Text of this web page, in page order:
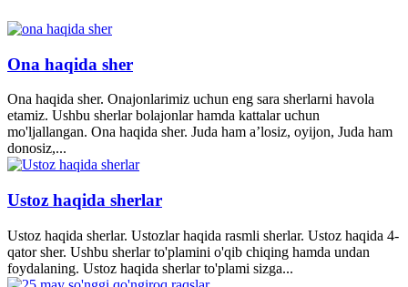
Ona haqida sher
Ona haqida sher. Onajonlarimiz uchun eng sara sherlarni havola
etamiz. Ushbu sherlar bolajonlar hamda kattalar uchun
mo'ljallangan. Ona haqida sher. Juda ham a’losiz, oyijon, Juda ham
donosiz,...
Ustoz haqida sherlar
Ustoz haqida sherlar. Ustozlar haqida rasmli sherlar. Ustoz haqida 4-
qator sher. Ushbu sherlar to'plamini o'qib chiqing hamda undan
foydalaning. Ustoz haqida sherlar to'plami sizga...